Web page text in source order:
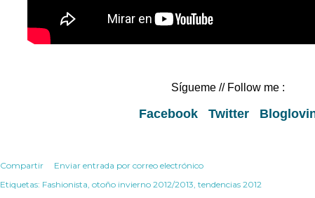
Sígueme // Follow me :
Facebook Twitter
Compartir
Enviar entrada por correo electrónico
Etiquetas: Fashionista otoño invierno 2012/2013 tendencias 2012